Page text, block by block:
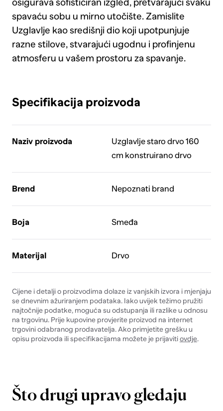
spavaću sobu u mirno utočište. Zamislite
Uzglavlje kao središnji dio koji upotpunjuje
razne stilove, stvarajući ugodnu i profinjenu
atmosferu u vašem prostoru za spavanje.
Specifikacija proizvoda
Naziv proizvoda
Uzglavlje staro drvo 160
cm konstruirano drvo
Brend Nepoznati brand
Boja Smeđa
Materijal Drvo
Cijene i detalji o proizvodima dolaze iz vanjskih izvora i mjenjaju
se dnevnim ažuriranjem podataka. Iako uvijek težimo pružiti
najtočnije podatke, moguća su odstupanja ili razlike u odnosu
na trgovinu. Prije kupovine provjerite proizvod na internet
trgovini odabranog prodavatelja. Ako primjetite grešku u
opisu proizvoda ili specifikacijama možete je prijavitiovdje.
Što drugi upravo gledaju